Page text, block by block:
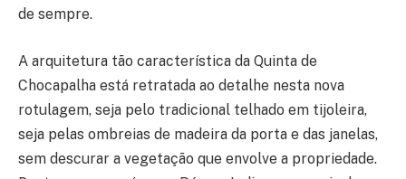
de sempre.
A arquitetura tão característica da Quinta de
Chocapalha está retratada ao detalhe nesta nova
rotulagem, seja pelo tradicional telhado em tijoleira,
seja pelas ombreias de madeira da porta e das janelas,
sem descurar a vegetação que envolve a propriedade.